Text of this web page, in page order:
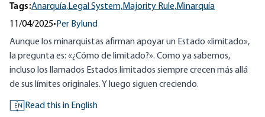
Tags:Anarquía,Legal System,Majority Rule,Minarquía
11/04/2025•Per Bylund
Aunque los minarquistas afirman apoyar un Estado «limitado»,
la pregunta es: «¿Cómo de limitado?». Como ya sabemos,
incluso los llamados Estados limitados siempre crecen más allá
de sus límites originales. Y luego siguen creciendo.
EN Read this in English